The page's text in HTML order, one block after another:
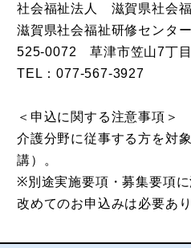
社会福祉法人 滋賀県社会
滋賀県社会福祉研修センタ
525-0072 草津市笠山7丁目
TEL：077-567-3927
＜申込に関する注意事項＞
介護分野に従事する方を対
講）。
※別途実施要項・募集要項
改めてのお申込みは必要あり